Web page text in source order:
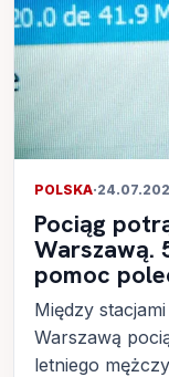
POLSKA·
Pociąg
Warszawą.
pomoc
Między
Warszawą
letniego